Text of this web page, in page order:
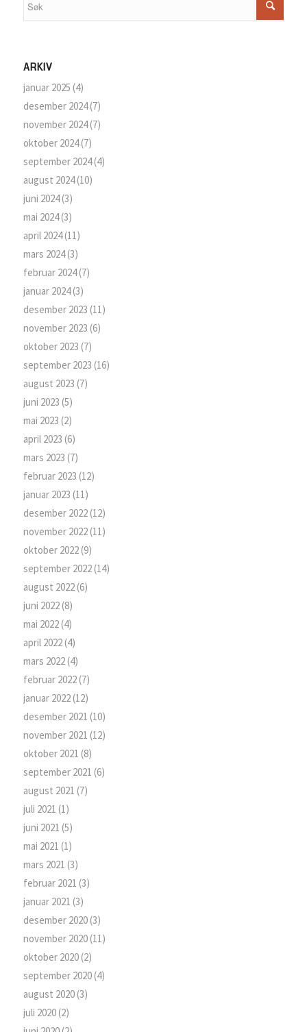
ARKIV
januar 2025 (4)
desember 2024(7)
november 2024(7)
oktober 2024(7)
september 2024(4)
august 2024(10)
juni 2024(3)
mai 2024(3)
april 2024(11)
mars 2024(3)
februar 2024(7)
januar 2024(3)
desember 2023 (11)
november 2023 (6)
oktober 2023 (7)
september 2023 (16)
august 2023 (7)
juni 2023 (5)
mai 2023 (2)
april 2023 (6)
mars 2023 (7)
februar 2023 (12)
januar 2023 (11)
desember 2022(12)
november 2022(11)
oktober 2022(9)
september 2022(14)
august 2022(6)
juni 2022(8)
mai 2022(4)
april 2022(4)
mars 2022(4)
februar 2022(7)
januar 2022(12)
desember 2021 (10)
november 2021 (12)
oktober 2021 (8)
september 2021 (6)
august 2021 (7)
juli 2021 (1)
juni 2021 (5)
mai 2021 (1)
mars 2021 (3)
februar 2021 (3)
januar 2021 (3)
desember 2020(3)
november 2020(11)
oktober 2020(2)
september 2020(4)
august 2020(3)
juli 2020(2)